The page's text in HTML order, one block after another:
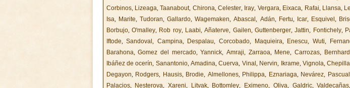
Corbinos, Lizeaga,Taanabout, Chirona,Celester, Iray, Vergara, Eixaca, Rafai, Llansa,
Isa, Marite, Tudoran,Gallardo,Wagemaken,Abascal, Adán, Fertu, Icar, Esquivel,
Borbujo, O'malley, Rob roy, Laabi,Añaterve, Gailen, Guttenberger,Jattin, Fontichely,
Iftode,Sandoval, Campina, Despalau,Corcobado, Maquieira, Enescu, Wuti,
Barahona,Gomez del mercado,Yannick, Amraji, Zarraoa, Mene, Carrozas,
Ibáñez de ocerín, Sanantonio,Amadina,Cuerva, Vinal , Nervin, Ikrame,Vignola,Chepilla
Degayon, Rodgers, Hausis, Brodie, Almellones, Philippa, Eznariaga, Nevárez,
Palacios, Nesterova, Xareni, Litvak, Bottomley, Eximeno, Oliva, Galdric,Valdecañas